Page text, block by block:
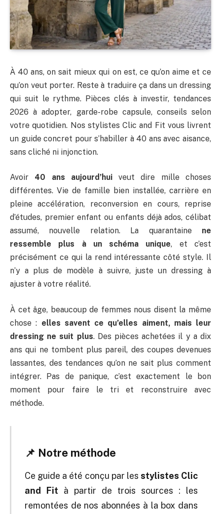
À 40 ans, on sait mieux qui on est, ce qu’on aime et ce
qu’on veut porter. Reste à traduire ça dans un dressing
qui suit le rythme. Pièces clés à investir, tendances
2026 à adopter, garde-robe capsule, conseils selon
votre quotidien. Nos stylistes Clic and Fit vous livrent
un guide concret pour s’habiller à 40 ans avec aisance,
sans cliché ni injonction.
Avoir 40 ans aujourd’huiveut dire mille choses
différentes. Vie de famille bien installée, carrière en
pleine accélération, reconversion en cours, reprise
d’études, premier enfant ou enfants déjà ados, célibat
assumé, nouvelle relation. La quarantaine ne
ressemble plus à un schéma unique, et c’est
précisément ce qui la rend intéressante côté style. Il
n’y a plus de modèle à suivre, juste un dressing à
ajuster à votre réalité.
À cet âge, beaucoup de femmes nous disent la même
chose : elles savent ce qu’elles aiment, mais leur
dressing ne suit plus. Des pièces achetées il y a dix
ans qui ne tombent plus pareil, des coupes devenues
lassantes, des tendances qu’on ne sait plus comment
intégrer. Pas de panique, c’est exactement le bon
moment pour faire le tri et reconstruire avec
méthode.
📌 Notre méthode
Ce guide a été conçu par les stylistes Clic
and Fit à partir de trois sources : les
remontées de nos abonnées à la box dans